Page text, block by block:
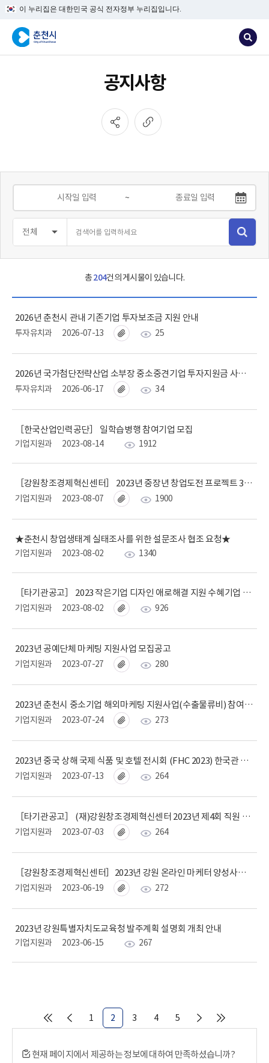
이 누리집은 대한민국 공식 전자정부 누리집입니다.
공지사항
~
총204건의 게시물이 있습니다.
2026년 춘천시 관내 기존기업 투자보조금 지원 안내
투자유치과 2026-07-13 25
2026년 국가첨단전략산업 소부장 중소중견기업 투자지원금 사업시행 공고 알림
투자유치과 2026-06-17 34
［한국산업인력공단］ 일학습병행 참여기업 모집
기업지원과 2023-08-14 1912
［강원창조경제혁신센터］ 2023년 중장년 창업도전 프로젝트 3차 모집
기업지원과 2023-08-07 1900
★춘천시 창업생태계 실태조사를 위한 설문조사 협조 요청★
기업지원과 2023-08-02 1340
［타기관공고］ 2023 작은기업 디자인 애로해결 지원 수혜기업 모집공고
기업지원과 2023-08-02 926
2023년 공예단체 마케팅 지원사업 모집공고
기업지원과 2023-07-27 280
2023년 춘천시 중소기업 해외마케팅 지원사업(수출물류비) 참여기업 모집
기업지원과 2023-07-24 273
2023년 중국 상해 국제 식품 및 호텔 전시회 (FHC 2023) 한국관 참여기업 모집공고
기업지원과 2023-07-13 264
［타기관공고］ (재)강원창조경제혁신센터 2023년 제4회 직원 채용 공고
기업지원과 2023-07-03 264
［강원창조경제혁신센터］2023년 강원 온라인 마케터 양성사업 제6기 모집 안내
기업지원과 2023-06-19 272
2023년 강원특별자치도교육청 발주계획 설명회 개최 안내
기업지원과 2023-06-15 267
1 2 3 4 5
현재 페이지에서 제공하는 정보에 대하여 만족하셨습니까?